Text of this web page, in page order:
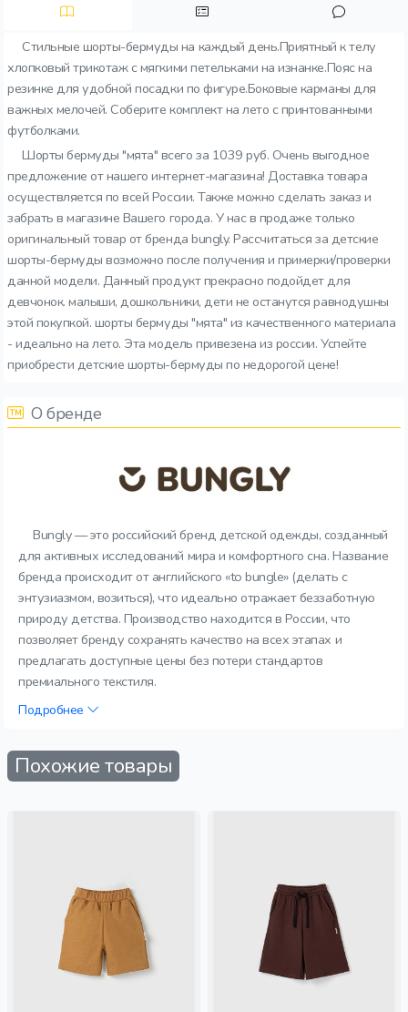
Стильные шорты-бермуды на каждый день.Приятный к телу
хлопковый трикотаж с мягкими петельками на изнанке.Пояс на
резинке для удобной посадки по фигуре.Боковые карманы для
важных мелочей. Соберите комплект на лето с принтованными
футболками.
Шорты бермуды "мята" всего за 1039 руб. Очень выгодное
предложение от нашего интернет-магазина! Доставка товара
осуществляется по всей России. Также можно сделать заказ и
забрать в магазине Вашего города. У нас в продаже только
оригинальный товар от бренда bungly. Рассчитаться за детские
шорты-бермуды возможно после получения и примерки/проверки
данной модели. Данный продукт прекрасно подойдет для
девчонок. малыши, дошкольники, дети не останутся равнодушны
этой покупкой. шорты бермуды "мята" из качественного материала
- идеально на лето. Эта модель привезена из россии. Успейте
приобрести детские шорты-бермуды по недорогой цене!
О бренде
Bungly — это российский бренд детской одежды, созданный
для активных исследований мира и комфортного сна. Название
бренда происходит от английского «to bungle» (делать с
энтузиазмом, возиться), что идеально отражает беззаботную
природу детства. Производство находится в России, что
позволяет бренду сохранять качество на всех этапах и
предлагать доступные цены без потери стандартов
премиального текстиля.
Подробнее
Похожие товары